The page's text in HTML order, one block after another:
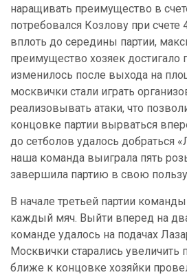
наращивать преимущество в
потребовался Козлову при счете
вплоть до середины партии,
преимущество хозяек достигало
изменилось после выхода на
москвички стали играть
реализовывать атаки, что
концовке партии вырваться
до сетболов удалось добраться
наша команда выиграла пять
завершила партию в свою
В начале третьей партии
каждый мяч. Выйти вперед на
команде удалось на подачах
Москвички старались увеличить
ближе к концовке хозяйки